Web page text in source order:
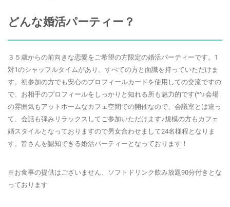
どんな婚活パーティー？
３５歳からの前向きな恋愛をご希望の方限定の婚活パーティーです。1
対1のシャッフルタイムがあり、すべての方と面識を持っていただけま
す。初参加の方でも安心のプロフィールカードを使用しての交流ですの
で、お相手のプロフィールをしっかりと知れる所も魅力的です(^^♪会場
の雰囲気もアットホームなカフェ空間での開催なので、会議室とは違っ
て、会話も弾みリラックスしてご参加いただけます♪規模の方もカフェ
婚スタイルとなっておりますので男女合わせまして24名様程となりま
す。皆さんを認知できる婚活パーティーとなっております！
※お食事の提供はございません、ソフトドリンク飲み放題90分付きとな
っております